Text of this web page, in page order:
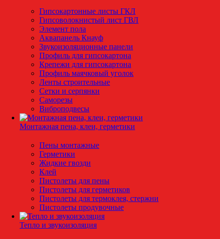
Гипсокартонные листы ГКЛ
Гипсоволокнистый лист ГВЛ
Элемент пола
Аквапанель Кнауф
Звукоизоляционные панели
Профиль для гипсокартона
Крепежи для гипсокартона
Профиль маячковый уголок
Ленты строительные
Сетки и серпянки
Саморезы
Виброподвесы
Монтажная пена, клеи, герметики
Пены монтажные
Герметики
Жидкие гвозди
Клей
Пистолеты для пены
Пистолеты для герметиков
Пистолеты для термоклея, стержни
Пистолеты продувочные
Тепло и звукоизоляция